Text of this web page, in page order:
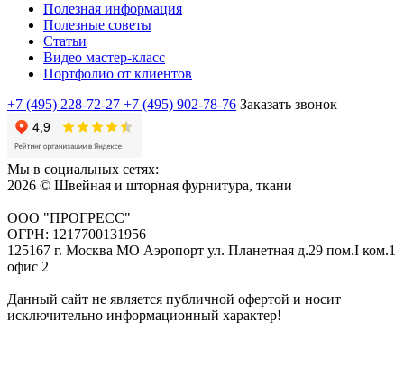
Полезная информация
Полезные советы
Статьи
Видео мастер-класс
Портфолио от клиентов
+7 (495) 228-72-27 +7 (495) 902-78-76 Заказать звонок
Мы в социальных сетях:
2026 © Швейная и шторная фурнитура, ткани
ООО "ПРОГРЕСС"
ОГРН: 1217700131956
125167 г. Москва МО Аэропорт ул. Планетная д.29 пом.I ком.1
офис 2
Данный сайт не является публичной офертой и носит
исключительно информационный характер!